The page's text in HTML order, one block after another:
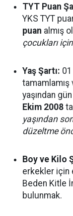
TYT Puan
YKS TYT
puan almış
çocukları
Yaş Şartı:
tamamlamış
yaşından
Ekim 2008
yaşından
düzeltme
Boy ve Kilo
erkekler için
Beden Kitle
bulunmak.